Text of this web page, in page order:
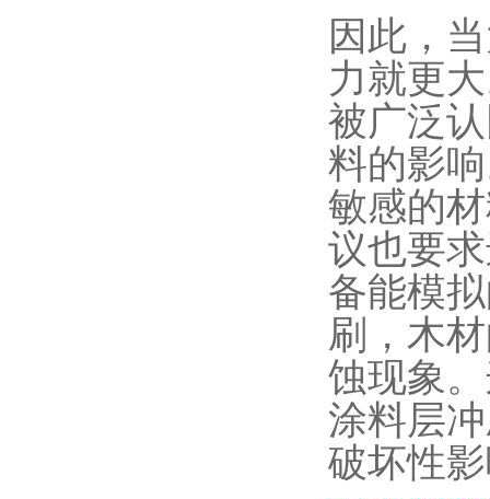
因此，
力就更
被广泛
料的影
敏感的
议也要
备能模
刷，木
蚀现象
涂料层
破坏性